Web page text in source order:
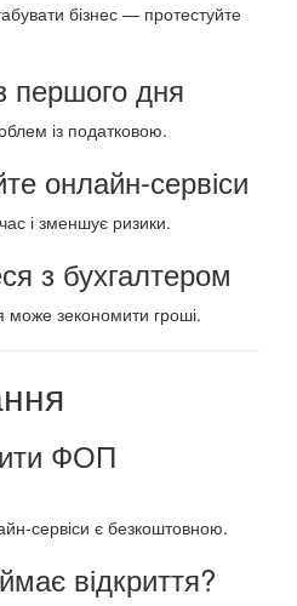
бізнес — протестуйте
першого дня
із податковою.
онлайн-сервіси
і зменшує ризики.
з бухгалтером
може зекономити гроші.
ФОП
сервіси є безкоштовною.
відкриття?